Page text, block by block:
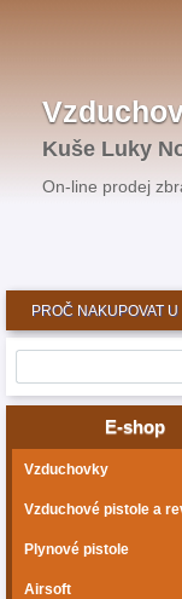
Kuše Luky
On-line prodej
PROČ NAKUPOVAT
E-shop
Vzduchovky
Vzduchové pistole a
Plynové pistole
Airsoft